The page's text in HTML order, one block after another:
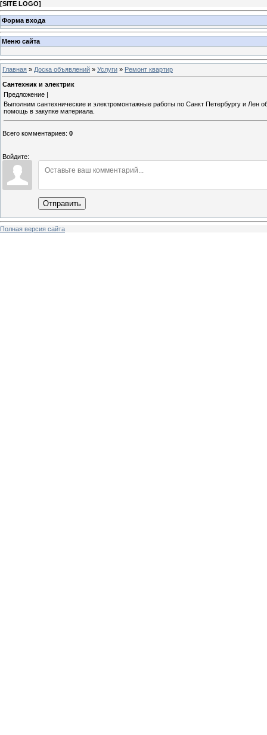
[SITE LOGO]
Форма входа
Меню сайта
Главная » Доска объявлений » Услуги » Ремонт квартир
Сантехник и электрик
Предложение |
Выполним сантехнические и электромонтажные работы по Санкт Петербургу и Лен
помощь в закупке материала.
Всего комментариев: 0
Войдите:
Отправить
Полная версия сайта